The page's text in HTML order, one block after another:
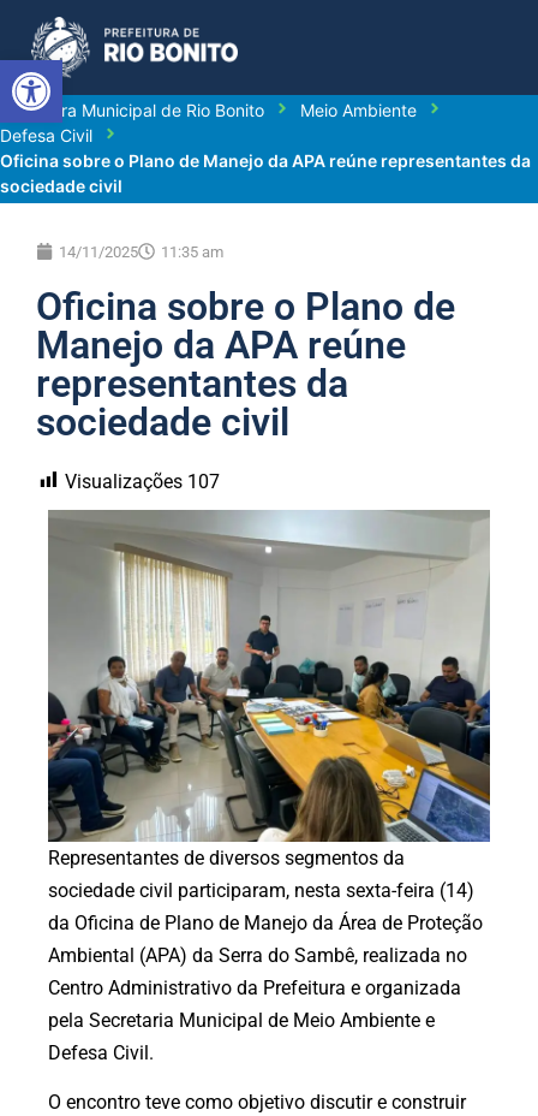
Abrir a barra de ferramentas
Prefeitura Municipal de Rio Bonito
Meio Ambiente
Defesa Civil
Oficina sobre o Plano de Manejo da APA reúne representantes da
sociedade civil
14/11/2025 11:35 am
Oficina sobre o Plano de
Manejo da APA reúne
representantes da
sociedade civil
Visualizações 107
Representantes de diversos segmentos da
sociedade civil participaram, nesta sexta-feira (14)
da Oficina de Plano de Manejo da Área de Proteção
Ambiental (APA) da Serra do Sambê, realizada no
Centro Administrativo da Prefeitura e organizada
pela Secretaria Municipal de Meio Ambiente e
Defesa Civil.
O encontro teve como objetivo discutir e construir